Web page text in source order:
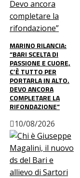
MARINO RILANCIA:
“BARI SCELTA DI
PASSIONE E CUORE,
C’È TUTTO PER
PORTARLA IN ALTO.
DEVO ANCORA
COMPLETARE LA
RIFONDAZIONE”
10/08/2026